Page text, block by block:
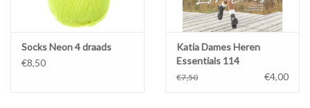
Socks Neon 4 draads
€8,50
Katia Dames Heren
Essentials 114
€7,50 €4,00